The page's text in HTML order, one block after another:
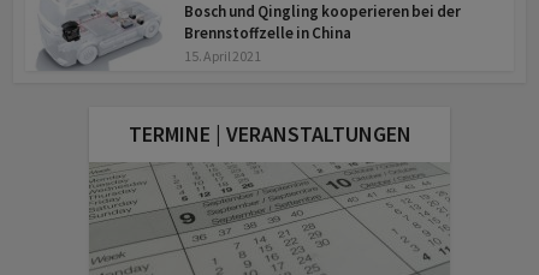
Bosch und Qingling kooperieren bei der
Brennstoffzelle in China
15. April 2021
TERMINE | VERANSTALTUNGEN